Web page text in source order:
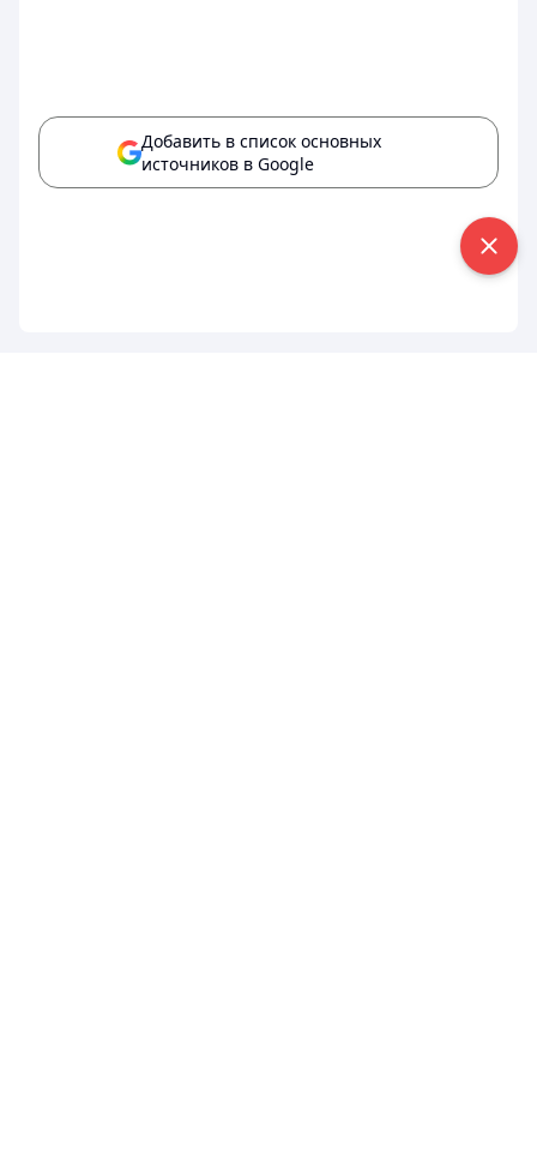
Добавить в список основных
источников в Google